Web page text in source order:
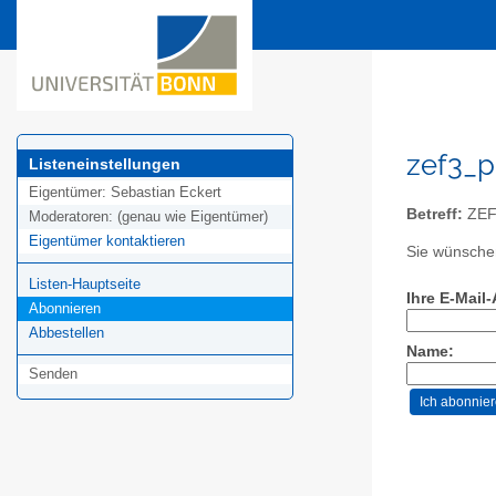
Listeneinstellungen
Eigentümer: Sebastian Eckert
Moderatoren: (genau wie Eigentümer)
Eigentümer kontaktieren
Listen-Hauptseite
Abonnieren
Abbestellen
Senden
Betreff:
Sie
Ihre E-
Name: